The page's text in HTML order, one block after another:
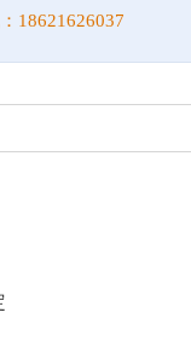
18621626037